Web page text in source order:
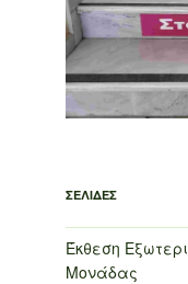
ΣΕΛΊΔΕΣ
Έκθεση
Μονάδας